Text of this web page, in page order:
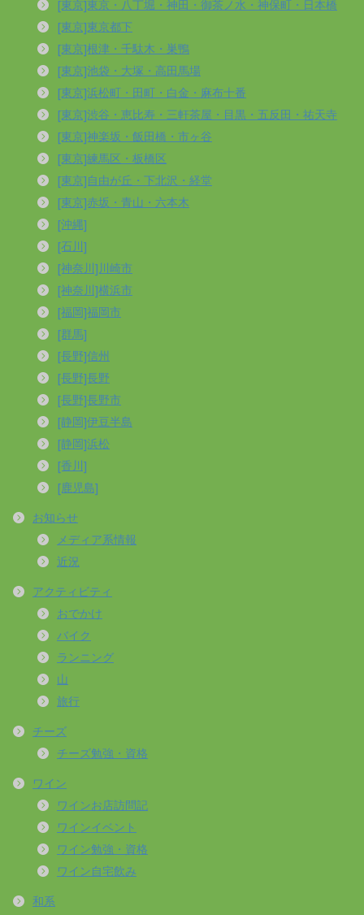
[東京]東京・八丁堀・神田・御茶ノ水・神保町・日本橋
[東京]東京都下
[東京]根津・千駄木・巣鴨
[東京]池袋・大塚・高田馬場
[東京]浜松町・田町・白金・麻布十番
[東京]渋谷・恵比寿・三軒茶屋・目黒・五反田・祐天寺
[東京]神楽坂・飯田橋・市ヶ谷
[東京]練馬区・板橋区
[東京]自由が丘・下北沢・経堂
[東京]赤坂・青山・六本木
[沖縄]
[石川]
[神奈川]川崎市
[神奈川]横浜市
[福岡]福岡市
[群馬]
[長野]信州
[長野]長野
[長野]長野市
[静岡]伊豆半島
[静岡]浜松
[香川]
[鹿児島]
お知らせ
メディア系情報
近況
アクティビティ
おでかけ
バイク
ランニング
山
旅行
チーズ
チーズ勉強・資格
ワイン
ワインお店訪問記
ワインイベント
ワイン勉強・資格
ワイン自宅飲み
和系